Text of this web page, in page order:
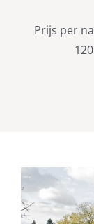
Prijs per